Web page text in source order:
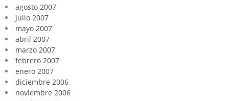
agosto 2007
julio 2007
mayo 2007
abril 2007
marzo 2007
febrero 2007
enero 2007
diciembre 2006
noviembre 2006